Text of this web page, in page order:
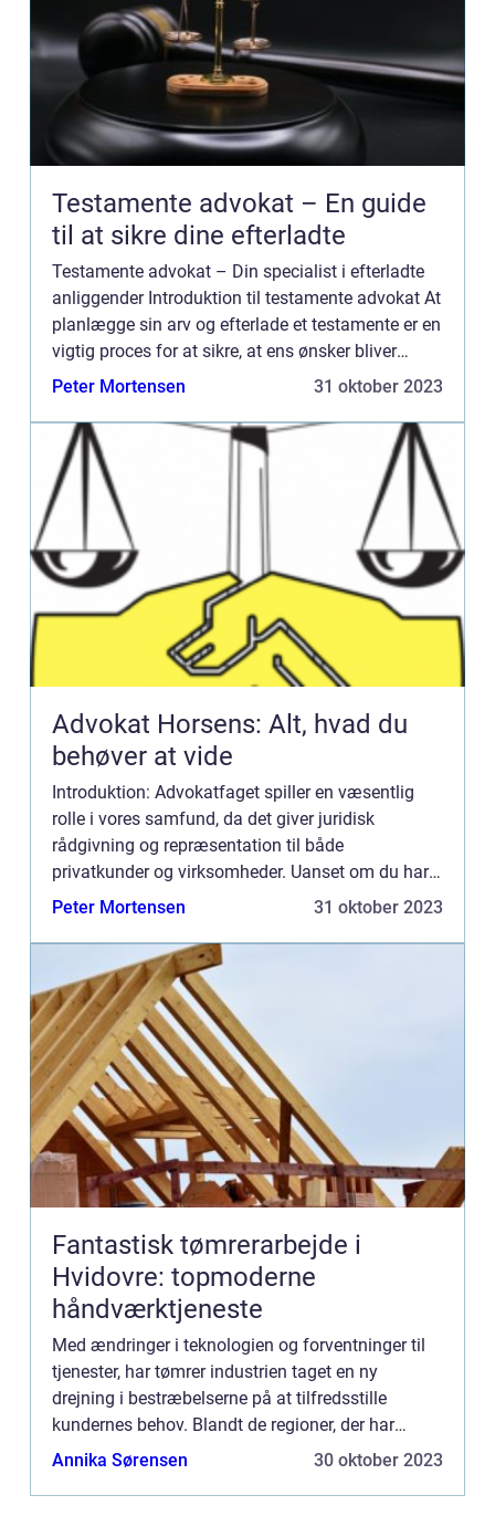
Testamente advokat – En guide
til at sikre dine efterladte
Testamente advokat – Din specialist i efterladte
anliggender Introduktion til testamente advokat At
planlægge sin arv og efterlade et testamente er en
vigtig proces for at sikre, at ens ønsker bliver
opfyldt, når man ikke længere er her. Men de...
Peter Mortensen 31 oktober 2023
Advokat Horsens: Alt, hvad du
behøver at vide
Introduktion: Advokatfaget spiller en væsentlig
rolle i vores samfund, da det giver juridisk
rådgivning og repræsentation til både
privatkunder og virksomheder. Uanset om du har
brug for hjælp til et personligt retsanliggende eller
Peter Mortensen 31 oktober 2023
Fantastisk tømrerarbejde i
Hvidovre: topmoderne
håndværktjeneste
Med ændringer i teknologien og forventninger til
tjenester, har tømrer industrien taget en ny
drejning i bestræbelserne på at tilfredsstille
kundernes behov. Blandt de regioner, der har
etableret et ry for at levere fremragen...
Annika Sørensen 30 oktober 2023